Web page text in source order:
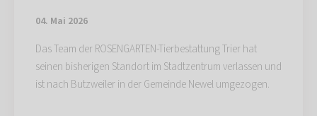
04. Mai 2026
Das Team der ROSENGARTEN-Tierbestattung Trier hat
seinen bisherigen Standort im Stadtzentrum verlassen und
ist nach Butzweiler in der Gemeinde Newel umgezogen.